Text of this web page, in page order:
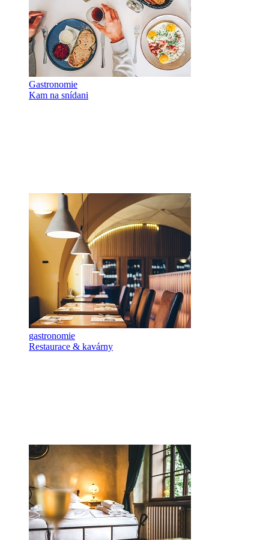
Gastronomie
Kam na snídani
gastronomie
Restaurace & kavárny